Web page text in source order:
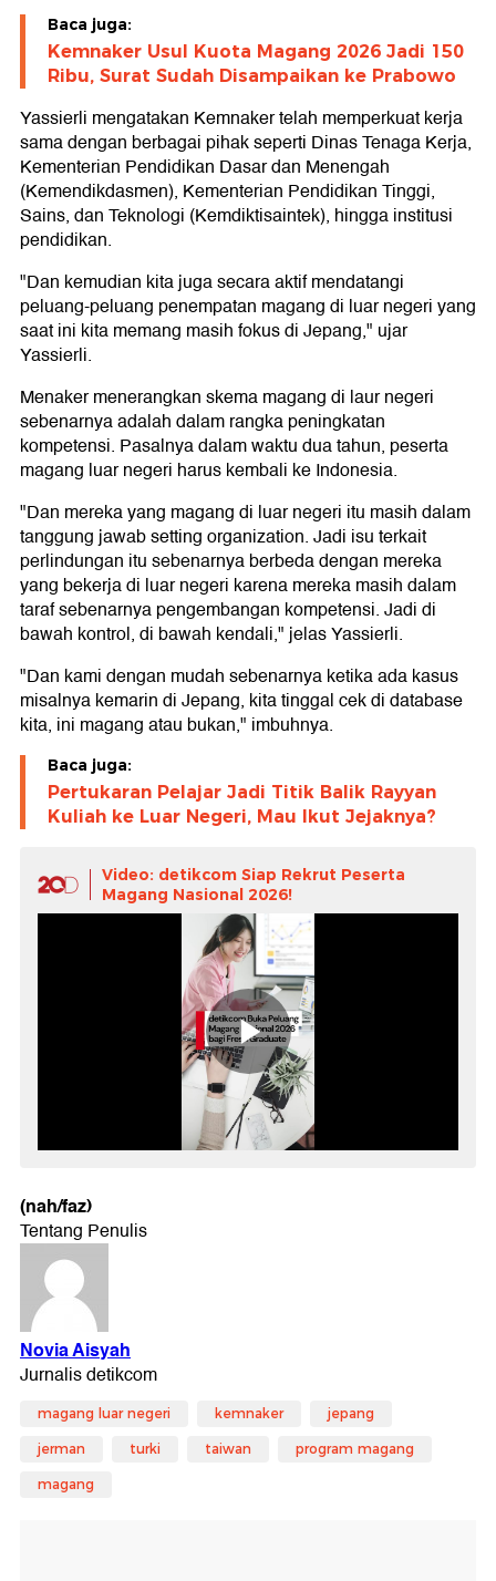
Baca juga:
Kemnaker Usul Kuota Magang 2026 Jadi 150
Ribu, Surat Sudah Disampaikan ke Prabowo
Yassierli mengatakan Kemnaker telah memperkuat kerja
sama dengan berbagai pihak seperti Dinas Tenaga Kerja,
Kementerian Pendidikan Dasar dan Menengah
(Kemendikdasmen), Kementerian Pendidikan Tinggi,
Sains, dan Teknologi (Kemdiktisaintek), hingga institusi
pendidikan.
"Dan kemudian kita juga secara aktif mendatangi
peluang-peluang penempatan magang di luar negeri yang
saat ini kita memang masih fokus di Jepang," ujar
Yassierli.
Menaker menerangkan skema magang di laur negeri
sebenarnya adalah dalam rangka peningkatan
kompetensi. Pasalnya dalam waktu dua tahun, peserta
magang luar negeri harus kembali ke Indonesia.
"Dan mereka yang magang di luar negeri itu masih dalam
tanggung jawab setting organization. Jadi isu terkait
perlindungan itu sebenarnya berbeda dengan mereka
yang bekerja di luar negeri karena mereka masih dalam
taraf sebenarnya pengembangan kompetensi. Jadi di
bawah kontrol, di bawah kendali," jelas Yassierli.
"Dan kami dengan mudah sebenarnya ketika ada kasus
misalnya kemarin di Jepang, kita tinggal cek di database
kita, ini magang atau bukan," imbuhnya.
Baca juga:
Pertukaran Pelajar Jadi Titik Balik Rayyan
Kuliah ke Luar Negeri, Mau Ikut Jejaknya?
Video: detikcom Siap Rekrut Peserta
Magang Nasional 2026!
(nah/faz)
magang luar negeri kemnaker jepang
jerman turki taiwan program magang
magang